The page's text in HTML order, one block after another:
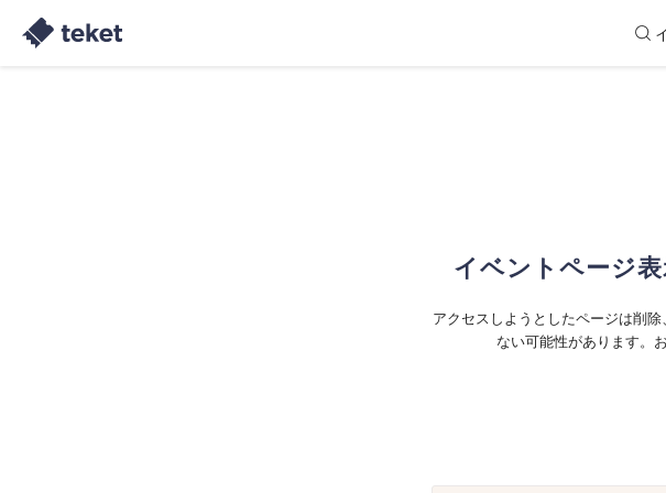
イベントページ
アクセスしようとしたページは削
ない可能性があります。